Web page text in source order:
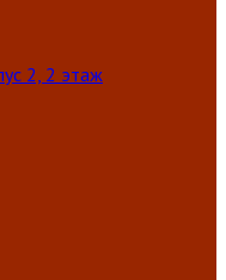
2, 2 этаж